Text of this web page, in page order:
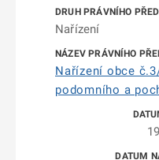
Nařízení
Nařízení obce
podomního a